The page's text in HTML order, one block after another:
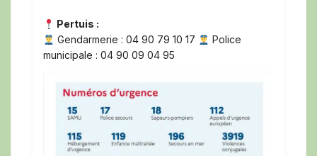
Pertuis :
Gendarmerie : 04 90 79 10 17
Police
municipale : 04 90 09 04 95